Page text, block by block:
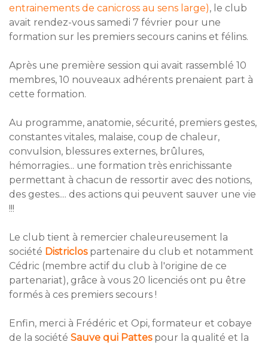
entrainements de canicross au sens large), le club
avait rendez-vous samedi 7 février pour une
formation sur les premiers secours canins et félins.
Après une première session qui avait rassemblé 10
membres, 10 nouveaux adhérents prenaient part à
cette formation.
Au programme, anatomie, sécurité, premiers gestes,
constantes vitales, malaise, coup de chaleur,
convulsion, blessures externes, brûlures,
hémorragies... une formation très enrichissante
permettant à chacun de ressortir avec des notions,
des gestes.... des actions qui peuvent sauver une vie
!!!
Le club tient à remercier chaleureusement la
société Districlospartenaire du club et notamment
Cédric (membre actif du club à l'origine de ce
partenariat), grâce à vous 20 licenciés ont pu être
formés à ces premiers secours !
Enfin, merci à Frédéric et Opi, formateur et cobaye
de la société Sauve qui Pattespour la qualité et la